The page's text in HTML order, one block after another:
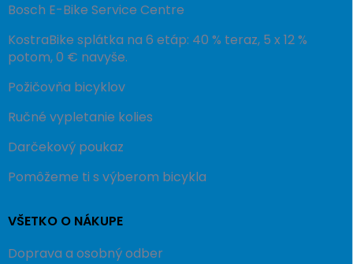
Bosch E-Bike Service Centre
KostraBike splátka na 6 etáp: 40 % teraz, 5 x 12 %
potom, 0 € navyše.
Požičovňa bicyklov
Ručné vypletanie kolies
Darčekový poukaz
Pomôžeme ti s výberom bicykla
VŠETKO O NÁKUPE
Doprava a osobný odber